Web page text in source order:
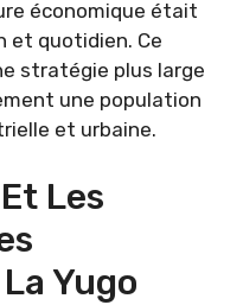
économique était
et quotidien. Ce
stratégie plus large
une population
et urbaine.
Les
Yugo